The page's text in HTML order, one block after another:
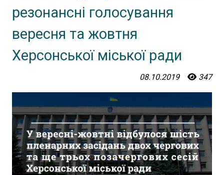
резонансні голосування
вересня та жовтня
Херсонської міської ради
08.10.2019 347